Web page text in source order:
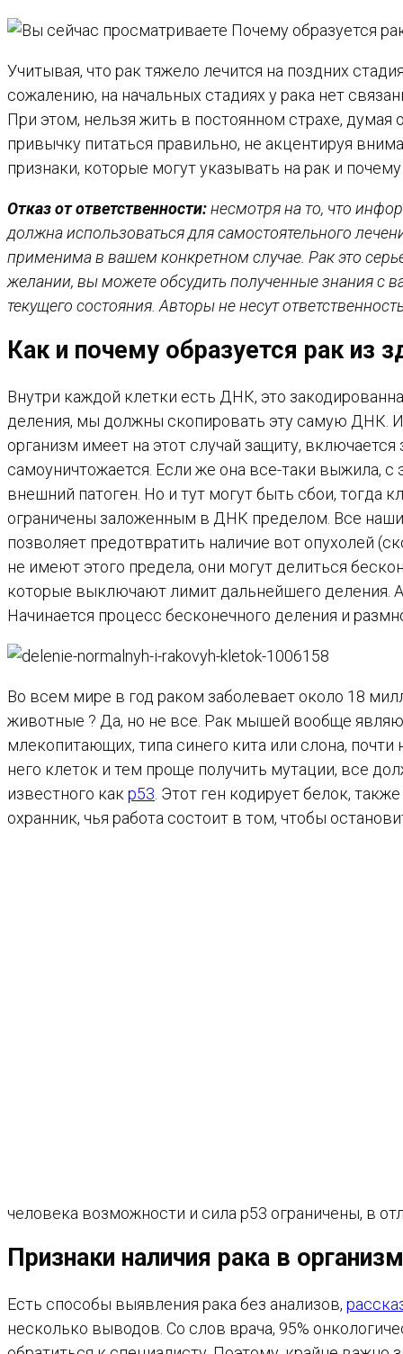
Учитывая, что рак тяжело лечится на поздних
сожалению, на начальных стадиях у рака нет
При этом, нельзя жить в постоянном страхе, думая
привычку питаться правильно, не акцентируя
признаки, которые могут указывать на рак и
Отказ от ответственности:несмотря на то, что
должна использоваться для самостоятельного
применима в вашем конкретном случае. Рак это
желании, вы можете обсудить полученные знания с
текущего состояния. Авторы не несут
Как и почему образуется рак из
Внутри каждой клетки есть ДНК, это
деления, мы должны скопировать эту самую ДНК.
организм имеет на этот случай защиту,
самоуничтожается. Если же она все-таки выжила,
внешний патоген. Но и тут могут быть сбои, тогда
ограничены заложенным в ДНК пределом. Все
позволяет предотвратить наличие вот опухолей
не имеют этого предела, они могут делиться
которые выключают лимит дальнейшего деления.
Начинается процесс бесконечного деления и
Во всем мире в год раком заболевает около 18
животные ? Да, но не все. Рак мышей вообще
млекопитающих, типа синего кита или слона,
него клеток и тем проще получить мутации, все
известного как p53 . Этот ген кодирует белок,
охранник, чья работа состоит в том, чтобы
человека возможности и сила p53 ограничены, в
Признаки наличия рака в
Есть способы выявления рака без анализов,
несколько выводов. Со слов врача, 95%